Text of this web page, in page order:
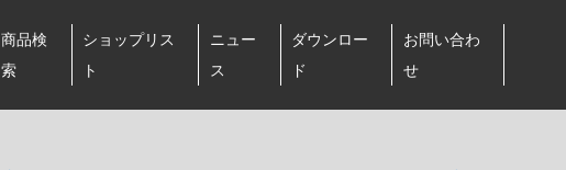
商品検
索
ショップリス
ト
ニュー
ス
ダウンロー
ド
お問い合わ
せ